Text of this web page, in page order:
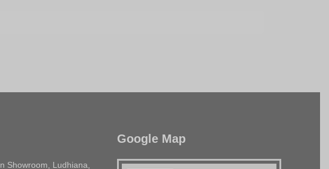
Showroom, Ludhiana,
Google Map